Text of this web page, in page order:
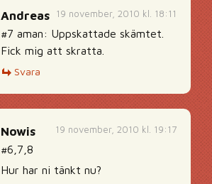
19 november, 2010 kl. 18:11
Andreas
#7 aman: Uppskattade skämtet.
Fick mig att skratta.
Svara
19 november, 2010 kl. 19:17
Nowis
#6,7,8
Hur har ni tänkt nu?